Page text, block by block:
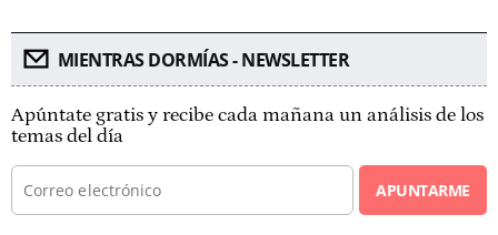
MIENTRAS DORMÍAS - NEWSLETTER
Apúntate gratis y recibe cada mañana un análisis de los
temas del día
APUNTARME